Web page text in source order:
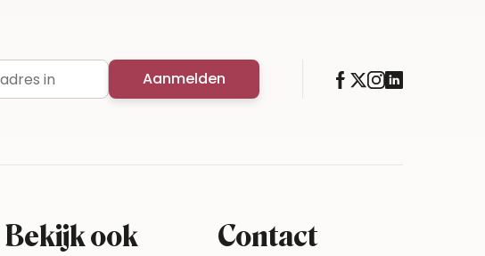
Aanmelden
Bekijk ook Contact